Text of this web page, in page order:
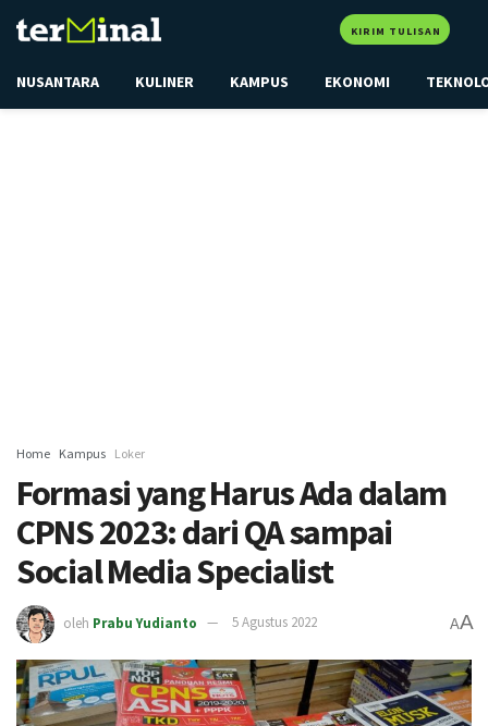
KIRIM TULISAN
NUSANTARA KULINER KAMPUS EKONOMI
Home Kampus Loker
Formasi yang Harus Ada dalam
CPNS 2023: dari QA sampai
Social Media Specialist
oleh Prabu Yudianto 5 Agustus 2022 AA